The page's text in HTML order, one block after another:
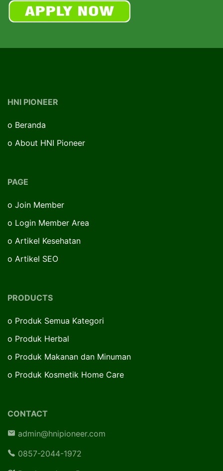
HNI PIONEER
o Beranda
o About HNI Pioneer
PAGE
o Join Member
o Login Member Area
o Artikel Kesehatan
o Artikel SEO
PRODUCTS
o Produk Semua Kategori
o Produk Herbal
o Produk Makanan dan Minuman
o Produk Kosmetik Home Care
CONTACT
admin@hnipioneer.com
0857-2044-1972